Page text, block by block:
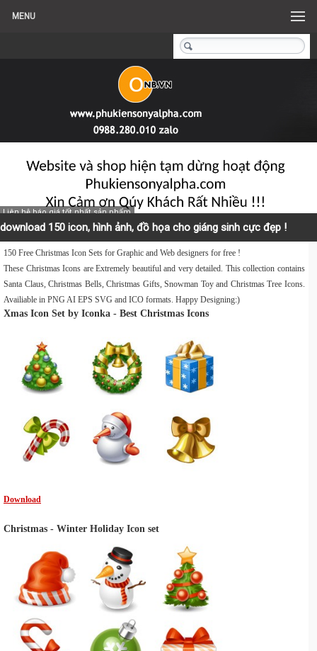
MENU
Liên hệ báo giá tốt nhất sản phẩm
download 150 icon, hình ảnh, đồ họa cho giáng sinh cực đẹp !
150 Free Christmas Icon Sets for Graphic and Web designers for free !
These Christmas Icons are Extremely beautiful and very detailed. This collection contains
Santa Claus, Christmas Bells, Christmas Gifts, Snowman Toy and Christmas Tree Icons.
Availiable in PNG AI EPS SVG and ICO formats. Happy Designing:)
Xmas Icon Set by Iconka - Best Christmas Icons
Download
Christmas - Winter Holiday Icon set